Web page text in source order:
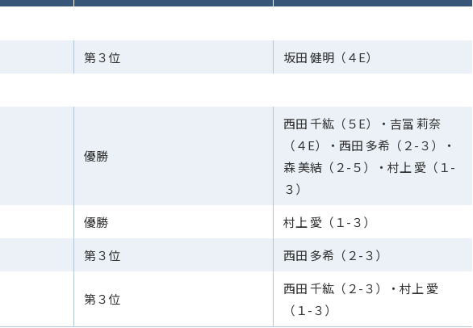
第３位
坂田 健明（４E）
優勝
西田 千紘（５E）・吉冨 莉奈
（４E）・西田 多希（２-３）・
森 美結（２-５）・村上 愛（１-
３）
優勝
村上 愛（１-３）
第３位 西田 多希（２-３）
第３位
西田 千紘（２-３）・村上 愛
（１-３）